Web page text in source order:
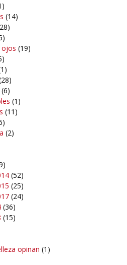
(14)
(19)
(6)
(1)
(11)
(2)
(52)
(25)
(24)
(36)
(15)
opinan (1)